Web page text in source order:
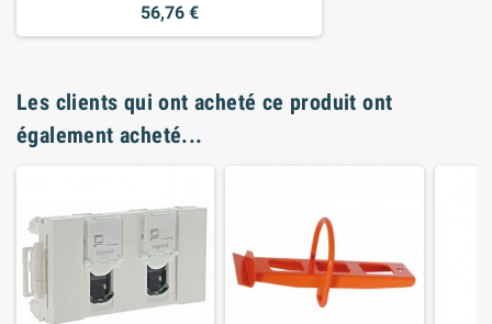
56,76 €
Les clients qui ont acheté ce produit ont
également acheté...